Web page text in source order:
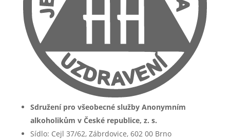
Sdružení pro všeobecné služby Anonymním
alkoholikům v České republice, z. s.
Sídlo: Cejl 37/62, Zábrdovice, 602 00 Brno